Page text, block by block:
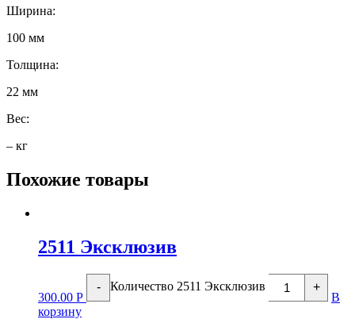
Ширина:
100 мм
Толщина:
22 мм
Вес:
– кг
Похожие товары
2511 Эксклюзив
300.00 Р
- Количество 2511 Эксклюзив +
В
корзину